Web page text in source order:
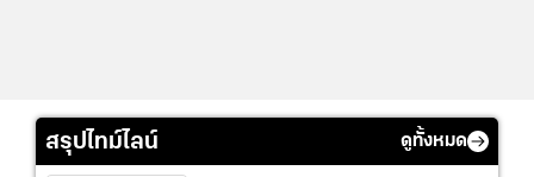
สรุปไทม์ไลน์ ดูทั้งหมด